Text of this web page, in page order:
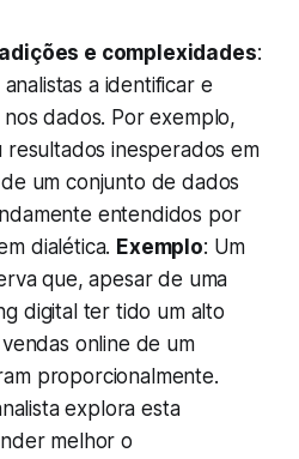
e complexidades:
a identificar e
dados. Por exemplo,
inesperados em
um conjunto de dados
entendidos por
dialética. Exemplo: Um
que, apesar de uma
digital ter tido um alto
online de um
proporcionalmente.
explora esta
melhor o